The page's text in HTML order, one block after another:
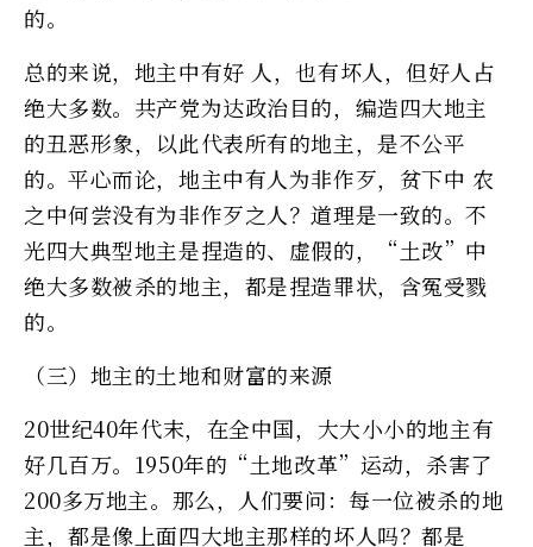
的。
总的来说，地主中有好 人，也有坏人，但好人占
绝大多数。共产党为达政治目的，编造四大地主
的丑恶形象，以此代表所有的地主，是不公平
的。平心而论，地主中有人为非作歹，贫下中 农
之中何尝没有为非作歹之人？道理是一致的。不
光四大典型地主是捏造的、虚假的，“土改”中
绝大多数被杀的地主，都是捏造罪状，含冤受戮
的。
（三）地主的土地和财富的来源
20世纪40年代末，在全中国，大大小小的地主有
好几百万。1950年的“土地改革”运动，杀害了
200多万地主。那么，人们要问：每一位被杀的地
主，都是像上面四大地主那样的坏人吗？都是